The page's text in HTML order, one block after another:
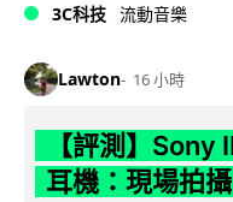
3C科技 流動音樂
Lawton 16 小時
【評測】
耳機：現場拍